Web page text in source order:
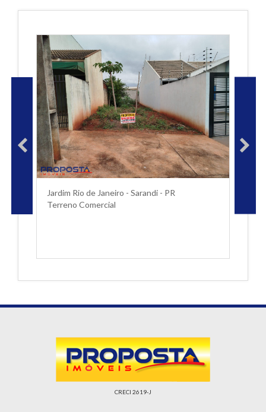
Jardim Rio de Janeiro - Sarandi - PR
Terreno Comercial
CRECI 2619-J